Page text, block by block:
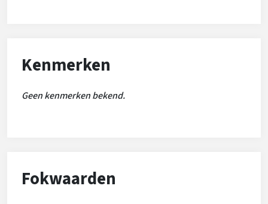
Kenmerken
Geen kenmerken bekend.
Fokwaarden